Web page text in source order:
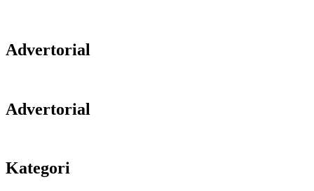
Advertorial
Advertorial
Kategori